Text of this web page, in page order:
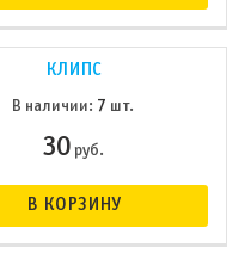
КЛИПС
В наличии: 7 шт.
30 руб.
В КОРЗИНУ